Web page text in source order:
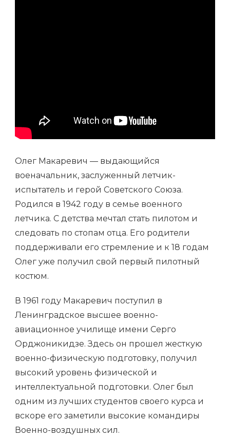
Олег Макаревич — выдающийся
военачальник, заслуженный летчик-
испытатель и герой Советского Союза.
Родился в 1942 году в семье военного
летчика. С детства мечтал стать пилотом и
следовать по стопам отца. Его родители
поддерживали его стремление и к 18 годам
Олег уже получил свой первый пилотный
костюм.
В 1961 году Макаревич поступил в
Ленинградское высшее военно-
авиационное училище имени Серго
Орджоникидзе. Здесь он прошел жесткую
военно-физическую подготовку, получил
высокий уровень физической и
интеллектуальной подготовки. Олег был
одним из лучших студентов своего курса и
вскоре его заметили высокие командиры
Военно-воздушных сил.